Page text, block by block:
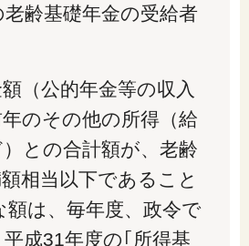
齢基礎年金の受給者
（公的年金等の収入
のその他の所得（給
との合計額が、老齢
相当以下であること
額は、毎年度、政令で
成31年度の｢所得基